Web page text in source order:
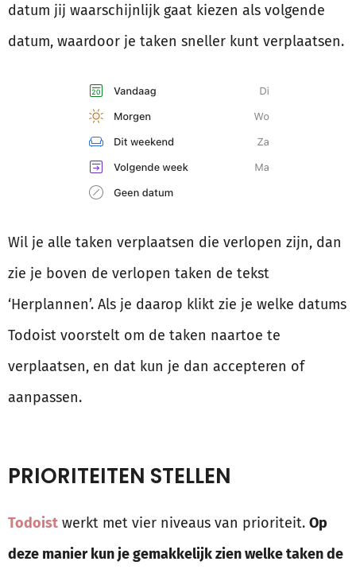
datum jij waarschijnlijk gaat kiezen als volgende
datum, waardoor je taken sneller kunt verplaatsen.
Wil je alle taken verplaatsen die verlopen zijn, dan
zie je boven de verlopen taken de tekst
‘Herplannen’. Als je daarop klikt zie je welke datums
Todoist voorstelt om de taken naartoe te
verplaatsen, en dat kun je dan accepteren of
aanpassen.
PRIORITEITEN STELLEN
Todoist werkt met vier niveaus van prioriteit. Op
deze manier kun je gemakkelijk zien welke taken de